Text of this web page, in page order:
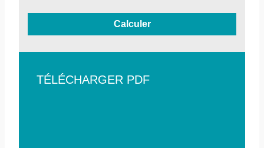
Calculer
TÉLÉCHARGER PDF